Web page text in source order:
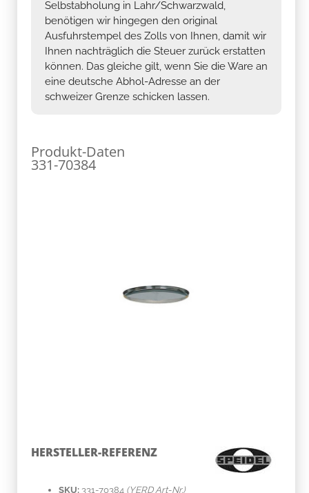
Selbstabholung in Lahr/Schwarzwald,
benötigen wir hingegen den original
Ausfuhrstempel des Zolls von Ihnen, damit wir
Ihnen nachträglich die Steuer zurück erstatten
können. Das gleiche gilt, wenn Sie die Ware an
eine deutsche Abhol-Adresse an der
schweizer Grenze schicken lassen.
Produkt-Daten
331-70384
HERSTELLER-REFERENZ
SKU: 331-70384 (YERD Art-Nr.)